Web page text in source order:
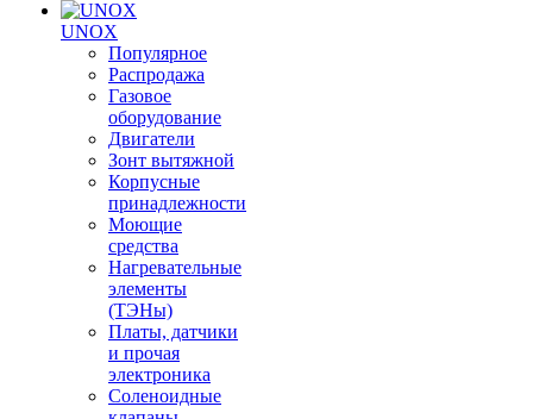
UNOX
Популярное
Распродажа
Газовое
оборудование
Двигатели
Зонт вытяжной
Корпусные
принадлежности
Моющие
средства
Нагревательные
элементы
(ТЭНы)
Платы, датчики
и прочая
электроника
Соленоидные